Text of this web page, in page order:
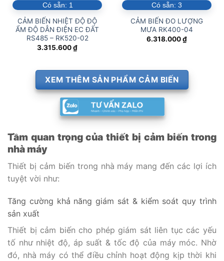
Có sẵn: 1
CẢM BIẾN NHIỆT ĐỘ ĐỘ
ẨM ĐỘ DẪN ĐIỆN EC ĐẤT
RS485 – RK520-02
3.315.600₫
Có sẵn: 3
CẢM BIẾN ĐO LƯỢNG
MƯA RK400-04
6.318.000₫
XEM THÊM SẢN PHẨM CẢM BIẾN
Tầm quan trọng của thiết bị cảm biến trong
nhà máy
Thiết bị cảm biến trong nhà máy mang đến các lợi ích
tuyệt vời như:
Tăng cường khả năng giám sát & kiểm soát quy trình
sản xuất
Thiết bị cảm biến cho phép giám sát liên tục các yếu
tố như nhiệt độ, áp suất & tốc độ của máy móc. Nhờ
đó, nhà máy có thể điều chỉnh hoạt động kịp thời khi